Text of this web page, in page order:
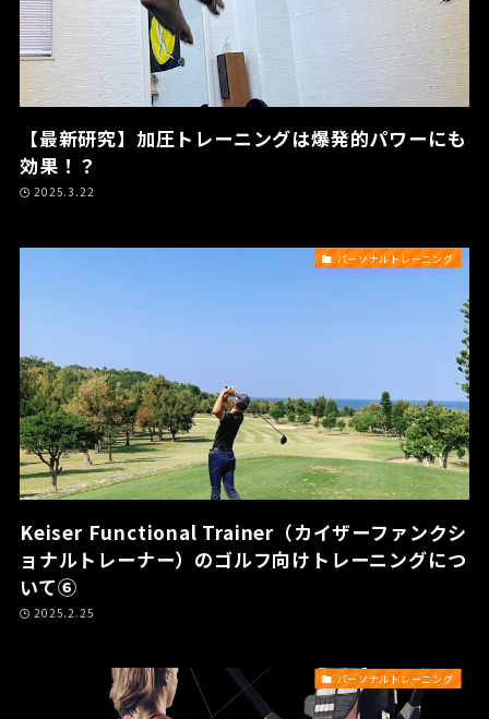
【最新研究】加圧トレーニングは爆発的パワーにも
効果！？
2025.3.22
パーソナルトレーニング
Keiser Functional Trainer（カイザーファンクシ
ョナルトレーナー）のゴルフ向けトレーニングにつ
いて⑥
2025.2.25
パーソナルトレーニング